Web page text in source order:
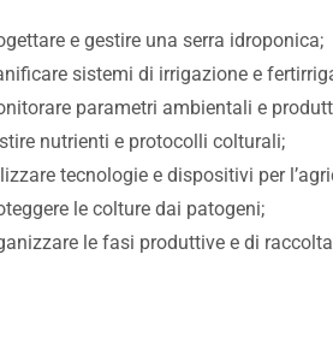
e gestire una serra idroponica;
sistemi di irrigazione e
parametri ambientali e
nutrienti e protocolli colturali;
tecnologie e dispositivi per
le colture dai patogeni;
le fasi produttive e di